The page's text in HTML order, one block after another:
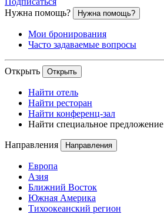
Нужна помощь?
Нужна помощь?
Мои бронирования
Часто задаваемые вопросы
Открыть Открыть
Найти отель
Найти ресторан
Найти конференц-зал
Найти специальное предложение
Направления Направления
Европа
Азия
Ближний Восток
Южная Америка
Тихоокеанский регион